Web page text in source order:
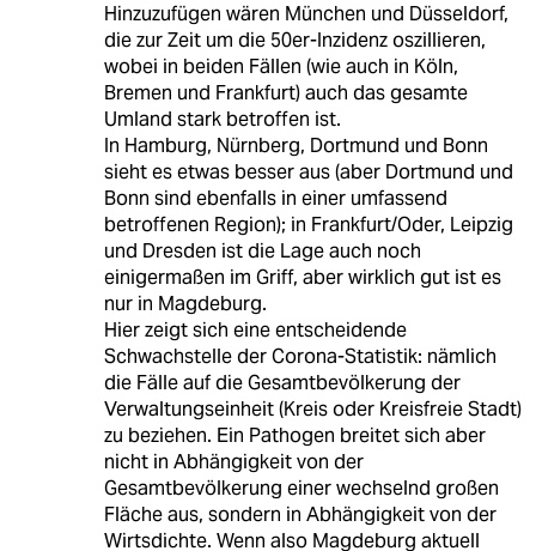
Hinzuzufügen wären München und Düsseldorf,
die zur Zeit um die 50er-Inzidenz oszillieren,
wobei in beiden Fällen (wie auch in Köln,
Bremen und Frankfurt) auch das gesamte
Umland stark betroffen ist.
In Hamburg, Nürnberg, Dortmund und Bonn
sieht es etwas besser aus (aber Dortmund und
Bonn sind ebenfalls in einer umfassend
betroffenen Region); in Frankfurt/Oder, Leipzig
und Dresden ist die Lage auch noch
einigermaßen im Griff, aber wirklich gut ist es
nur in Magdeburg.
Hier zeigt sich eine entscheidende
Schwachstelle der Corona-Statistik: nämlich
die Fälle auf die Gesamtbevölkerung der
Verwaltungseinheit (Kreis oder Kreisfreie Stadt)
zu beziehen. Ein Pathogen breitet sich aber
nicht in Abhängigkeit von der
Gesamtbevölkerung einer wechselnd großen
Fläche aus, sondern in Abhängigkeit von der
Wirtsdichte. Wenn also Magdeburg aktuell